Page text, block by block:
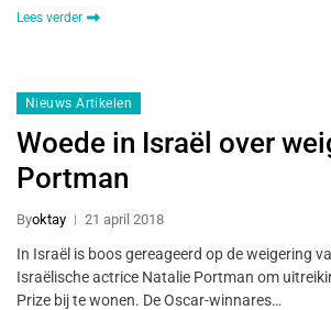
Lees verder
Nieuws Artikelen
Woede in Israël over
Portman
Byoktay 21 april 2018
In Israël is boos gereageerd op de weigering
Israëlische actrice Natalie Portman om
Prize bij te wonen. De Oscar-winnares…